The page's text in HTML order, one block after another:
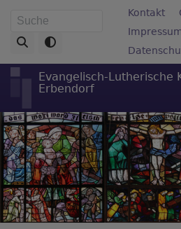
zum
Inhalt
Suche
Kontakt
Evangelisch-Lutherische
Erbendorf